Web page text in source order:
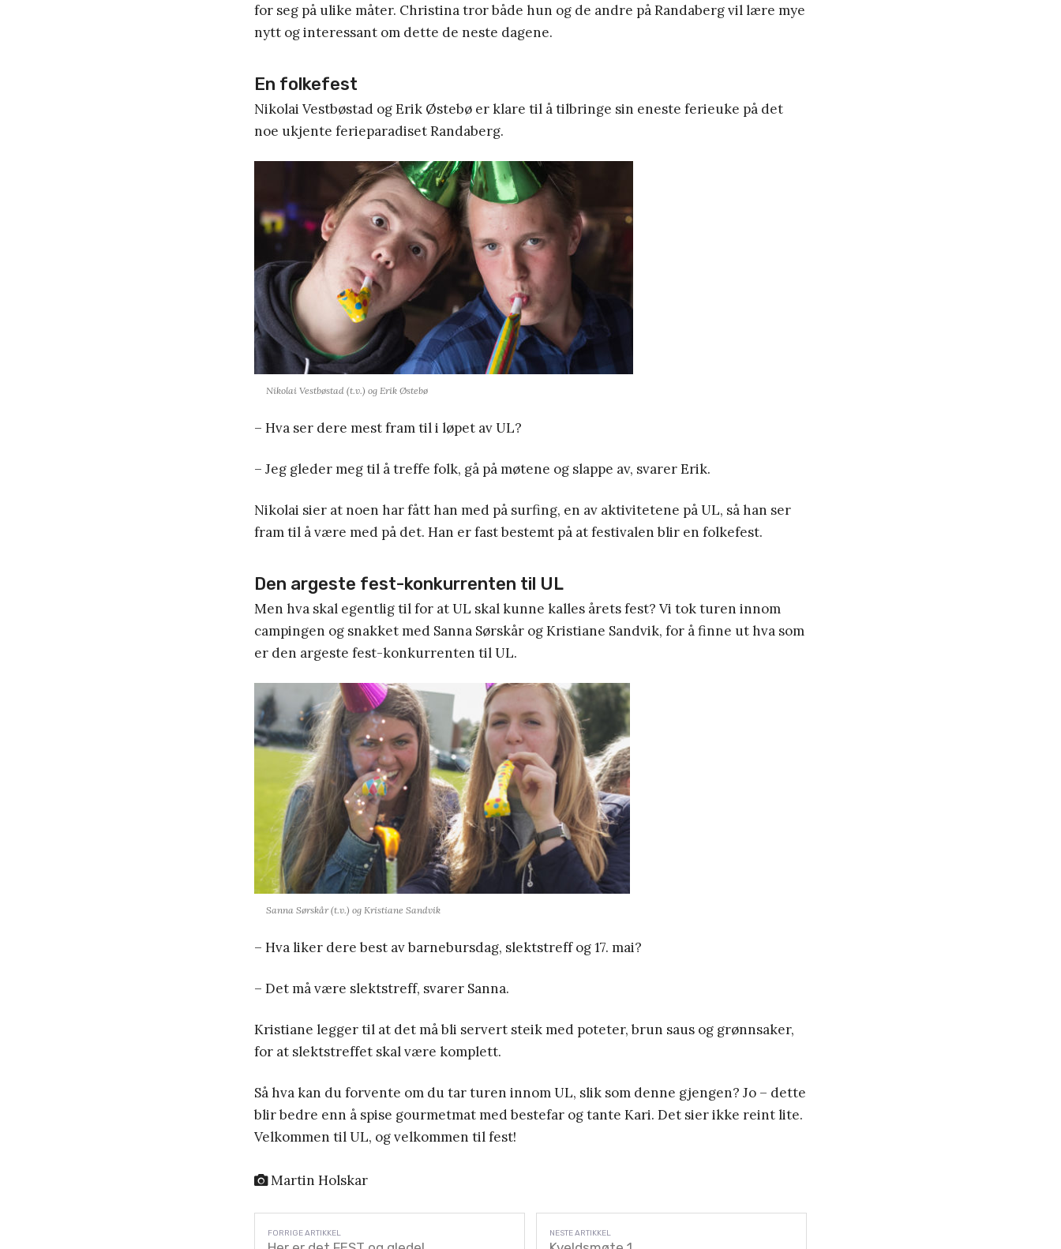
for seg på ulike måter. Christina tror både hun og de andre på Randaberg vil lære mye
nytt og interessant om dette de neste dagene.
En folkefest
Nikolai Vestbøstad og Erik Østebø er klare til å tilbringe sin eneste ferieuke på det
noe ukjente ferieparadiset Randaberg.
Nikolai Vestbøstad (t.v.) og Erik Østebø
– Hva ser dere mest fram til i løpet av UL?
– Jeg gleder meg til å treffe folk, gå på møtene og slappe av, svarer Erik.
Nikolai sier at noen har fått han med på surfing, en av aktivitetene på UL, så han ser
fram til å være med på det. Han er fast bestemt på at festivalen blir en folkefest.
Den argeste fest-konkurrenten til UL
Men hva skal egentlig til for at UL skal kunne kalles årets fest? Vi tok turen innom
campingen og snakket med Sanna Sørskår og Kristiane Sandvik, for å finne ut hva som
er den argeste fest-konkurrenten til UL.
Sanna Sørskår (t.v.) og Kristiane Sandvik
– Hva liker dere best av barnebursdag, slektstreff og 17. mai?
– Det må være slektstreff, svarer Sanna.
Kristiane legger til at det må bli servert steik med poteter, brun saus og grønnsaker,
for at slektstreffet skal være komplett.
Så hva kan du forvente om du tar turen innom UL, slik som denne gjengen? Jo – dette
blir bedre enn å spise gourmetmat med bestefar og tante Kari. Det sier ikke reint lite.
Velkommen til UL, og velkommen til fest!
Martin Holskar